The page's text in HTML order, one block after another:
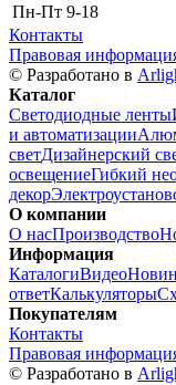
Пн-Пт 9-18
Контакты
Правовая
© Разработано в
Каталог
Светодиодные ленты
и автоматизации
светДизайнерский
освещениеГибкий
декор
О компании
О насПроизводство
Информация
КаталогиВидео
ответКалькуляторы
Покупателям
Контакты
Правовая
© Разработано в